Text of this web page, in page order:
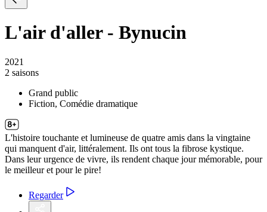
L'air d'aller - Bynucin
2021
2 saisons
Grand public
Fiction, Comédie dramatique
L'histoire touchante et lumineuse de quatre amis dans la vingtaine
qui manquent d'air, littéralement. Ils ont tous la fibrose kystique.
Dans leur urgence de vivre, ils rendent chaque jour mémorable, pour
le meilleur et pour le pire!
Regarder